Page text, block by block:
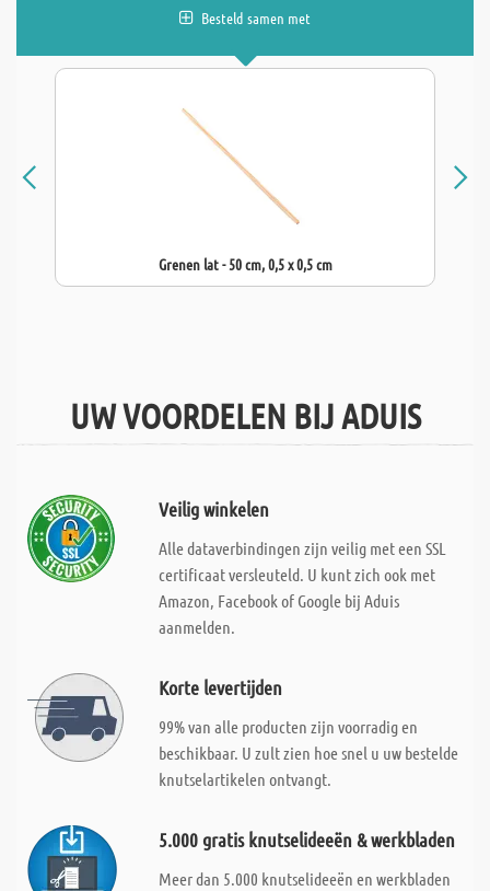
Besteld samen met
Grenen lat - 50 cm, 0,5 x 0,5 cm
UW VOORDELEN BIJ ADUIS
Veilig winkelen
Alle dataverbindingen zijn veilig met een SSL
certificaat versleuteld. U kunt zich ook met
Amazon, Facebook of Google bij Aduis
aanmelden.
Korte levertijden
99% van alle producten zijn voorradig en
beschikbaar. U zult zien hoe snel u uw bestelde
knutselartikelen ontvangt.
5.000 gratis knutselideeën & werkbladen
Meer dan 5.000 knutselideeën en werkbladen